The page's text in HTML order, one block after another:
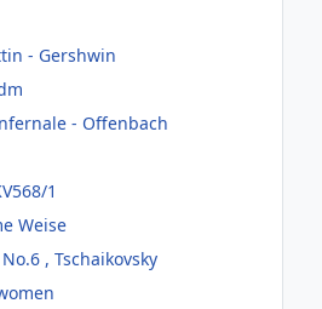
- Gershwin
- Offenbach
1
Weise
, Tschaikovsky